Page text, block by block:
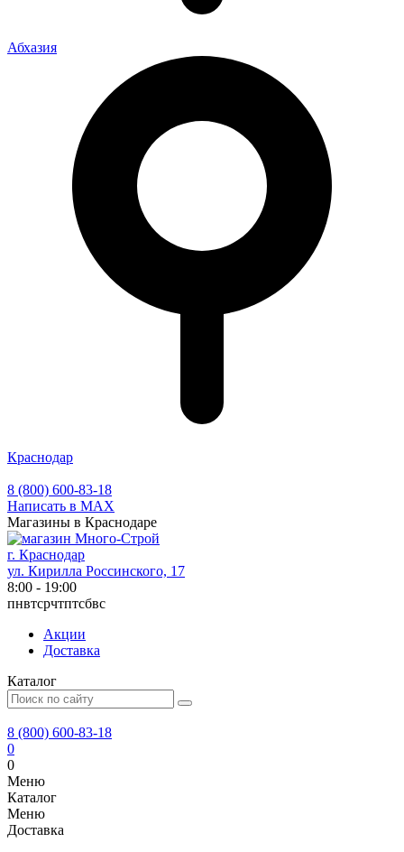
Абхазия
Краснодар
8 (800) 600-83-18
Написать в MAX
Магазины в Краснодаре
г. Краснодар
ул. Кирилла Россинского, 17
8:00 - 19:00
пнвтсрчтптсбвс
Акции
Доставка
Каталог
8 (800) 600-83-18
0
0
Меню
Каталог
Меню
Доставка